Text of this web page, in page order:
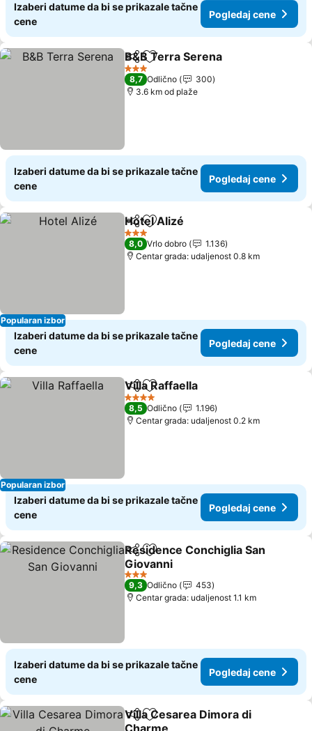
Izaberi datume da bi se prikazale tačne
cene
Pogledaj cene
Deli Dodati u favorite
B&B Terra Serena
3 Zvezdice
8,7 Odlično
300
3.6 km od plaže
Izaberi datume da bi se prikazale tačne
cene
Pogledaj cene
Popularan izbor
Deli Dodati u favorite
Hotel Alizé
3 Zvezdice
8,0 Vrlo dobro
1.136
Centar grada: udaljenost 0.8 km
Izaberi datume da bi se prikazale tačne
cene
Pogledaj cene
Popularan izbor
Deli Dodati u favorite
Villa Raffaella
4 Zvezdice
8,5 Odlično
1.196
Centar grada: udaljenost 0.2 km
Izaberi datume da bi se prikazale tačne
cene
Pogledaj cene
Deli Dodati u favorite
Residence Conchiglia San
Giovanni
Pogledaj cene
3 Zvezdice
9,3 Odlično
453
Centar grada: udaljenost 1.1 km
Izaberi datume da bi se prikazale tačne
cene
Pogledaj cene
Deli Dodati u favorite
Villa Cesarea Dimora di
Charme